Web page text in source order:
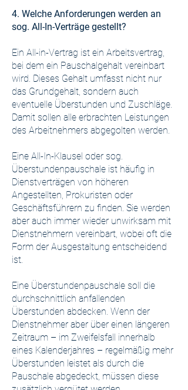
4. Welche Anforderungen werden an
sog. All-In-Verträge gestellt?
Ein All-in-Vertrag ist ein Arbeitsvertrag,
bei dem ein Pauschalgehalt vereinbart
wird. Dieses Gehalt umfasst nicht nur
das Grundgehalt, sondern auch
eventuelle Überstunden und Zuschläge.
Damit sollen alle erbrachten Leistungen
des Arbeitnehmers abgegolten werden.
Eine All-In-Klausel oder sog.
Überstundenpauschale ist häufig in
Dienstverträgen von höheren
Angestellten, Prokuristen oder
Geschäftsführern zu finden. Sie werden
aber auch immer wieder unwirksam mit
Dienstnehmern vereinbart, wobei oft die
Form der Ausgestaltung entscheidend
ist.
Eine Überstundenpauschale soll die
durchschnittlich anfallenden
Überstunden abdecken. Wenn der
Dienstnehmer aber über einen längeren
Zeitraum – im Zweifelsfall innerhalb
eines Kalenderjahres – regelmäßig mehr
Überstunden leistet als durch die
Pauschale abgedeckt, müssen diese